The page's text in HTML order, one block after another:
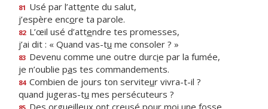
81 Usé par l’attente du salut,
j’espère encore ta parole.
82 L’œil usé d’attendre tes promesses,
j’ai dit : « Quand vas-tu me consoler ? »
83 Devenu comme une outre durcie par la fumée,
je n’oublie pas tes commandements.
84 Combien de jours ton serviteur vivra-t-il ?
quand jugeras-tu mes persécuteurs ?
Des orgueilleux ont creusé pour moi une fosse